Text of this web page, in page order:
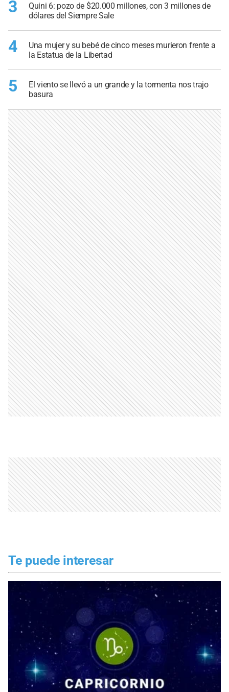
3
Quini 6: pozo de $20.000 millones, con 3 millones de
dólares del Siempre Sale
4
Una mujer y su bebé de cinco meses murieron frente a
la Estatua de la Libertad
5
El viento se llevó a un grande y la tormenta nos trajo
basura
Te puede interesar